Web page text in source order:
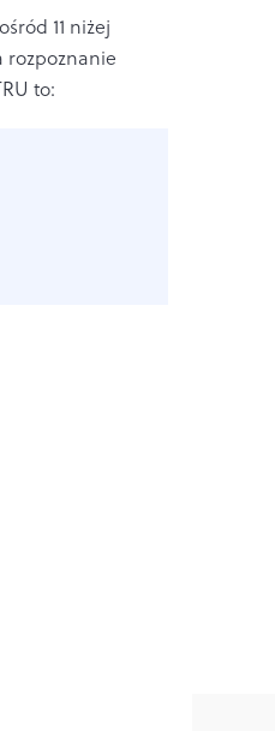
11 niżej
rozpoznanie
to: